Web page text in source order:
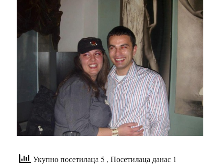
Укупно посетилаца 5 , Посетилаца данас 1